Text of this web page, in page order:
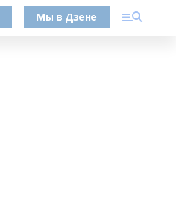
Мы в Дзене